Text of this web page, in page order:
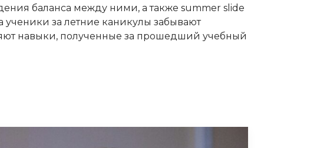
баланса между ними, а также summer slide
ученики за летние каникулы забывают
навыки, полученные за прошедший учебный